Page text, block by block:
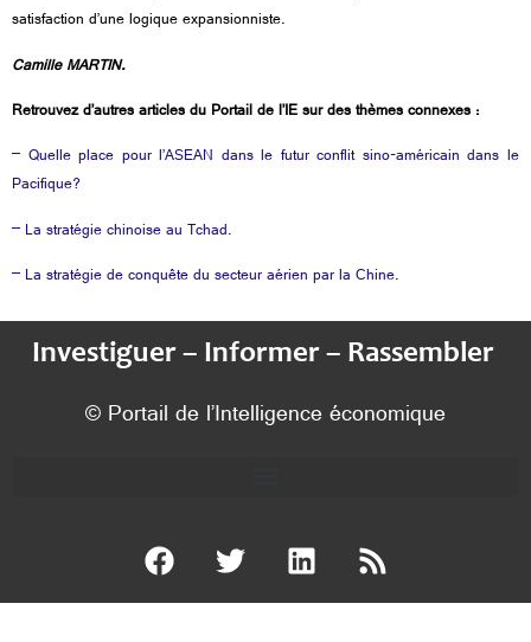
satisfaction d’une logique expansionniste.
Camille MARTIN.
Retrouvez d’autres articles du Portail de l’IE sur des thèmes connexes :
– Quelle place pour l’ASEAN dans le futur conflit sino-américain dans le
Pacifique?
– La stratégie chinoise au Tchad.
– La stratégie de conquête du secteur aérien par la Chine.
Investiguer – Informer – Rassembler
© Portail de l’Intelligence économique